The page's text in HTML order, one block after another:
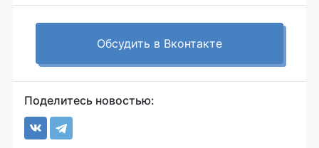
Обсудить в Вконтакте
Поделитесь новостью: